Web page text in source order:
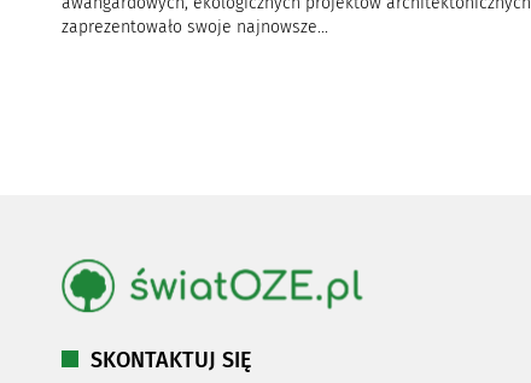
zaprezentowało swoje najnowsze...
SKONTAKTUJ SIĘ